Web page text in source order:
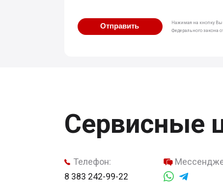
Отправить
Нажимая на кнопку Вы
Федерального закона
Сервисные
Телефон:
8 383 242-99-22